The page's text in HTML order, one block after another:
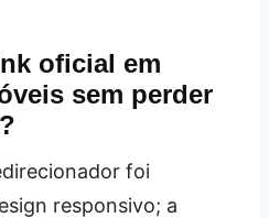
oficial em
sem perder
foi
responsivo; a